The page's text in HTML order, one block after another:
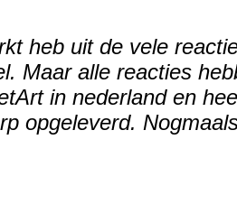
heb uit de vele
Maar alle reacties
in nederland en
opgeleverd.